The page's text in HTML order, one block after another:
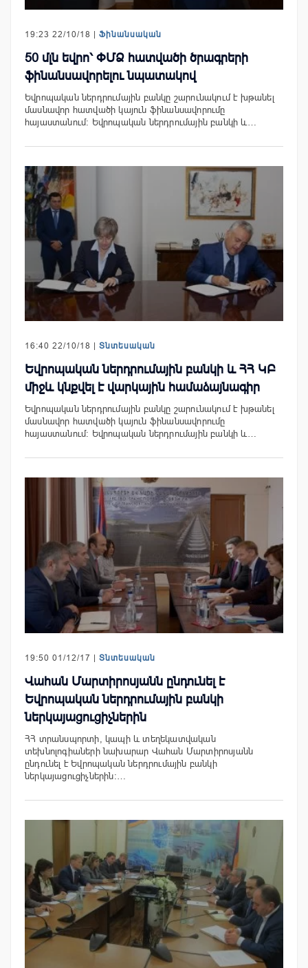
19:23 22/10/18 | Ֆինանսական
50 մլն եվրո՝ ՓՄՁ հատվածի ծրագրերի
ֆինանսավորելու նպատակով
Եվրոպական ներդրումային բանկը շարունակում է խթանել
մասնավոր հատվածի կայուն ֆինանսավորումը
հայաստանում: Եվրոպական ներդրումային բանկի և…
16:40 22/10/18 | Տնտեսական
Եվրոպական ներդրումային բանկի և ՀՀ ԿԲ
միջև կնքվել է վարկային համաձայնագիր
Եվրոպական ներդրումային բանկը շարունակում է խթանել
մասնավոր հատվածի կայուն ֆինանսավորումը
հայաստանում: Եվրոպական ներդրումային բանկի և…
19:50 01/12/17 | Տնտեսական
Վահան Մարտիրոսյանն ընդունել է
Եվրոպական ներդրումային բանկի
ներկայացուցիչներին
ՀՀ տրանսպորտի, կապի և տեղեկատվական
տեխնոլոգիաների նախարար Վահան Մարտիրոսյանն
ընդունել է Եվրոպական ներդրումային բանկի
ներկայացուցիչներին:…